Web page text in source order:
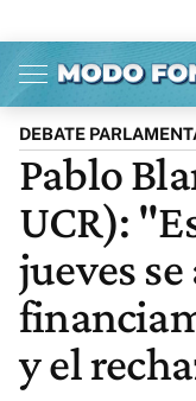
Inicio
Política
Ciencia
Cultura
Internacional
CARAS
Videos
Business
Exitoina
Diario del Juicio
Actualidad
DEBATE
Pablo
UCR):
jueves
y el